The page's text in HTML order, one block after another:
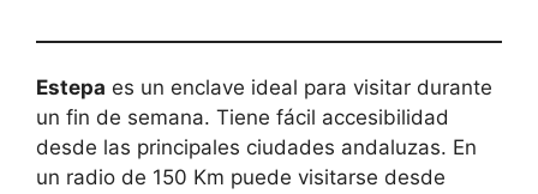
Estepa es un enclave ideal para visitar durante
un fin de semana. Tiene fácil accesibilidad
desde las principales ciudades andaluzas. En
un radio de 150 Km puede visitarse desde